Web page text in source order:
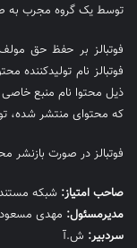
توسط یک گروه مجرب به
فوتبالز بر حفظ حق
فوتبالز نام
که محتوای منتشر شده،
فوتبالز در صورت بازنشر
صاحب امتیاز: شبکه مستند
مديرمسئول: مهدی
سردبیر: ش.آ